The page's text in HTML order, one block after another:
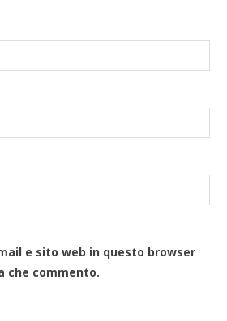
e sito web in questo browser
che commento.